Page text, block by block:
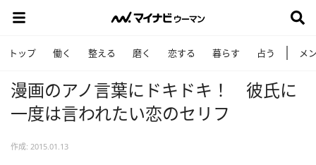
トップ 働く 整える 磨く 恋する 暮らす 占う メ
漫画のアノ言葉にドキドキ！ 彼氏に
一度は言われたい恋のセリフ
作成: 2015.01.13